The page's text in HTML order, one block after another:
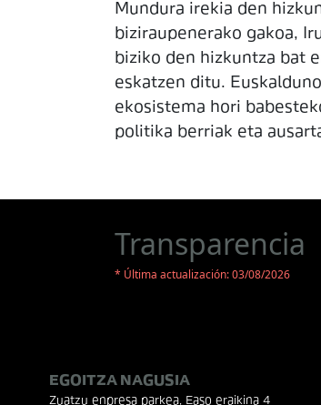
Mundura irekia den
biziraupenerako gakoa,
biziko den hizkuntza bat
eskatzen ditu.
ekosistema hori
politika berriak eta
Transparencia
* Última actualización: 03/08/2026
EGOITZA NAGUSIA
Zuatzu enpresa parkea, Easo eraikina 4